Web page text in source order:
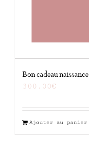
Bon cadeau
300.00€
Ajouter au panier